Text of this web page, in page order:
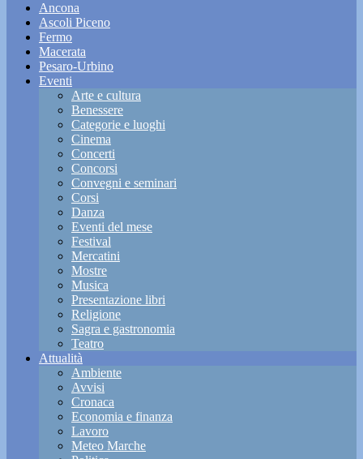
Ancona
Ascoli Piceno
Fermo
Macerata
Pesaro-Urbino
Eventi
Arte e cultura
Benessere
Categorie e luoghi
Cinema
Concerti
Concorsi
Convegni e seminari
Corsi
Danza
Eventi del mese
Festival
Mercatini
Mostre
Musica
Presentazione libri
Religione
Sagra e gastronomia
Teatro
Attualità
Ambiente
Avvisi
Cronaca
Economia e finanza
Lavoro
Meteo Marche